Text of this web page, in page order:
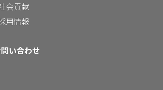
会貢献
用情報
い合わせ